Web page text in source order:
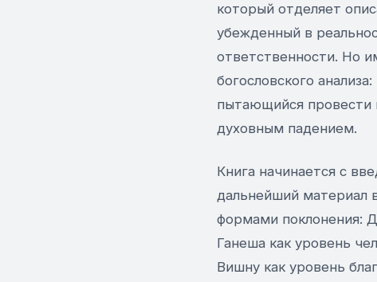
который отделяет
убежденный в
ответственности. Но
богословского
пытающийся провести
духовным падением.
Книга начинается с
дальнейший материал
формами поклонения:
Ганеша как уровень
Вишну как уровень